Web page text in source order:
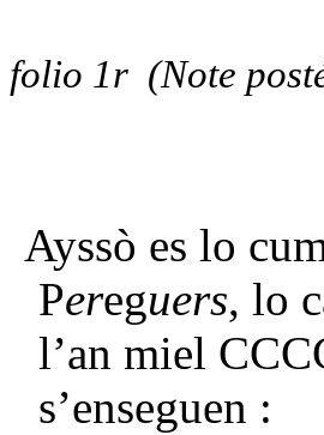
folio 1r (Note
Ayssò es lo
Pereguers, lo
l’an miel
s’enseguen :